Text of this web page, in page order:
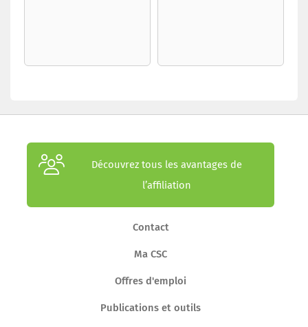
Découvrez tous les avantages de
l’affiliation
Contact
Ma CSC
Offres d'emploi
Publications et outils